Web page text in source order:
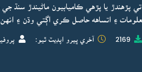
پڙهندڙ يا پڙهي ڪاميابيون ماڻيندڙ
۽ اتساهه حاصل ڪري اڳتي وڌن ۽
2169 آخري ڀيرو اپڊيٽ ٿيو: